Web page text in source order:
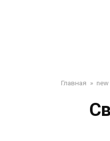
Главная » new